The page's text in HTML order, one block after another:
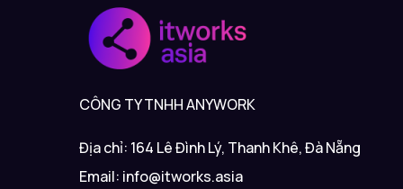
CÔNG TY TNHH ANYWORK
Địa chỉ: 164 Lê Đình Lý, Thanh Khê, Đà Nẵng
Email: info@itworks.asia